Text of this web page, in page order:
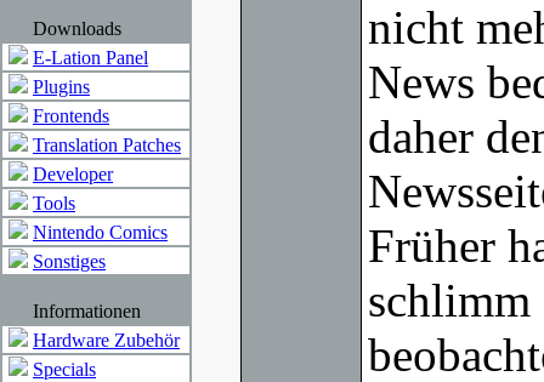
Downloads
E-Lation Panel
Plugins
Frontends
Translation Patches
Developer
Tools
Nintendo Comics
Sonstiges
Informationen
Hardware Zubehör
Specials
nicht
News
daher
Früher
schlimm